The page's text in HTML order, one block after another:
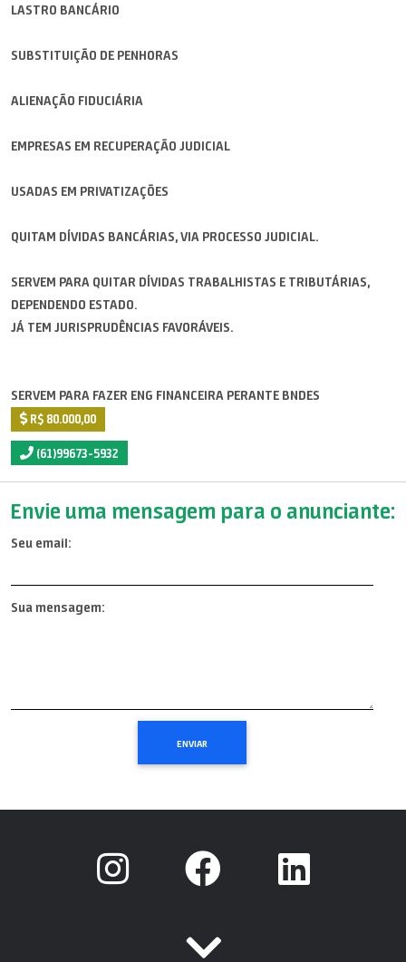
LASTRO BANCÁRIO
SUBSTITUIÇÃO DE PENHORAS
ALIENAÇÃO FIDUCIÁRIA
EMPRESAS EM RECUPERAÇÃO JUDICIAL
USADAS EM PRIVATIZAÇÕES
QUITAM DÍVIDAS BANCÁRIAS, VIA PROCESSO JUDICIAL.
SERVEM PARA QUITAR DÍVIDAS TRABALHISTAS E TRIBUTÁRIAS,
DEPENDENDO ESTADO.
JÁ TEM JURISPRUDÊNCIAS FAVORÁVEIS.
SERVEM PARA FAZER ENG FINANCEIRA PERANTE BNDES
R$ 80.000,00
(61)99673-5932
Envie uma mensagem para o anunciante:
Seu email:
Sua mensagem: